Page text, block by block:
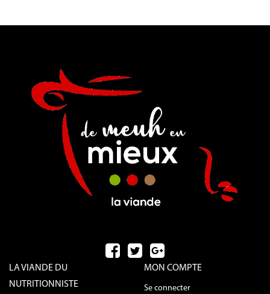
LA VIANDE DU
NUTRITIONNISTE
MON COMPTE
Se connecter